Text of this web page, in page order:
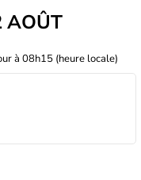
AOÛT
à 08h15 (heure locale)